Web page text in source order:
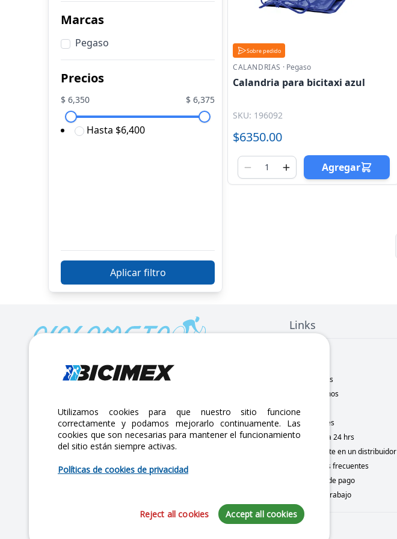
Marcas
Pegaso
Precios
$ 6,350 $ 6,375
Hasta $6,400
Aplicar filtro
Sobre pedido
CALANDRIAS · Pegaso
Calandria para bicitaxi azul
SKU: 196092
$6350.00
Agregar
Calle Lago Müritz No. 30 Col. Mariano Escobedo,
atencionclientes@bicimex.com
+ 55 9126 9007
Links
Sucursales
Contáctanos
Marcas
Novedades
Motometa 24 hrs
Conviértete en un distribuidor
Preguntas frecuentes
Métodos de pago
Bolsa de trabajo
Utilizamos cookies para que nuestro sitio funcione
correctamente y podamos mejorarlo continuamente. Las
cookies que son necesarias para mantener el funcionamiento
del sitio están siempre activas.
Políticas de cookies de privacidad
Reject all cookies Accept all cookies